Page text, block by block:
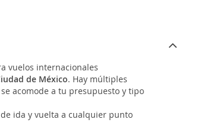
vuelos internacionales
de México. Hay múltiples
acomode a tu presupuesto y tipo
ida y vuelta a cualquier punto